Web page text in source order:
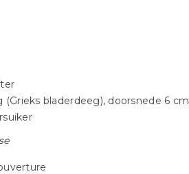
(Grieks ­bladerdeeg), doorsnede 6 cm